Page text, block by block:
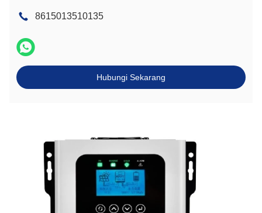
8615013510135
Hubungi Sekarang